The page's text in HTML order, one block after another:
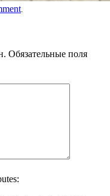
.
Обязательные поля